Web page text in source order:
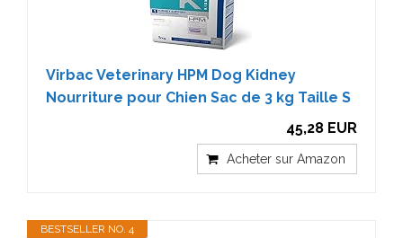
Virbac Veterinary HPM Dog Kidney
Nourriture pour Chien Sac de 3 kg Taille S
45,28 EUR
Acheter sur Amazon
BESTSELLER NO. 4